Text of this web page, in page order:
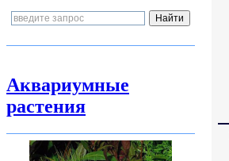
Аквариумные
растения